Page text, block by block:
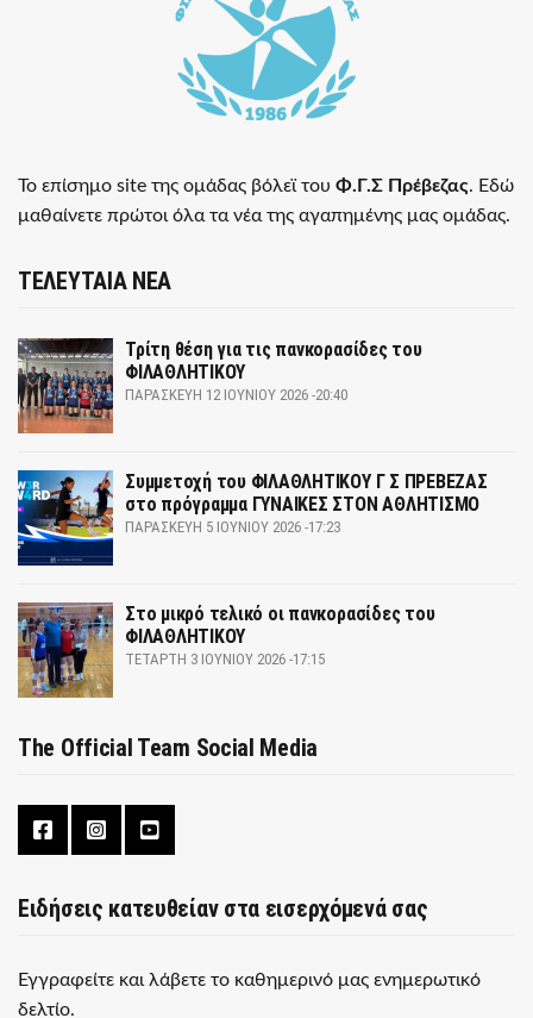
Το επίσημο site της ομάδας βόλεϊ του Φ.Γ.Σ Πρέβεζας. Εδώ
μαθαίνετε πρώτοι όλα τα νέα της αγαπημένης μας ομάδας.
ΤΕΛΕΥΤΑΙΑ ΝΕΑ
Τρίτη θέση για τις πανκορασίδες του
ΦΙΛΑΘΛΗΤΙΚΟΥ
ΠΑΡΑΣΚΕΥΉ 12 ΙΟΥΝΊΟΥ 2026 -20:40
Συμμετοχή του ΦΙΛΑΘΛΗΤΙΚΟΥ Γ Σ ΠΡΕΒΕΖΑΣ
στο πρόγραμμα ΓΥΝΑΙΚΕΣ ΣΤΟΝ ΑΘΛΗΤΙΣΜΟ
ΠΑΡΑΣΚΕΥΉ 5 ΙΟΥΝΊΟΥ 2026 -17:23
Στο μικρό τελικό οι πανκορασίδες του
ΦΙΛΑΘΛΗΤΙΚΟΥ
ΤΕΤΆΡΤΗ 3 ΙΟΥΝΊΟΥ 2026 -17:15
The Official Team Social Media
Ειδήσεις κατευθείαν στα εισερχόμενά σας
Εγγραφείτε και λάβετε το καθημερινό μας ενημερωτικό
δελτίο.